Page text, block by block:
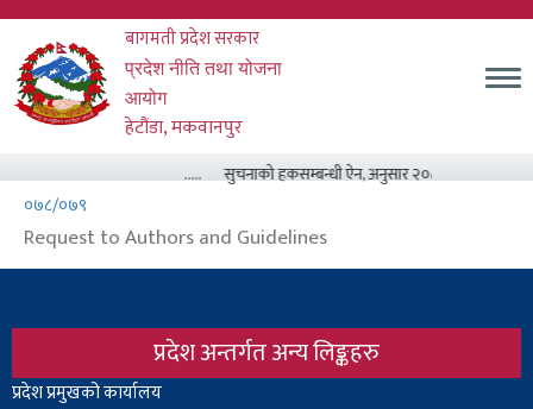
Skip
main
content
बागमती प्रदेश सरकार
प्रदेश नीति तथा योजना
आयोग
हेटौंडा, मकवानपुर
.....
सुचनाको हकसम्बन्धी ऐन, अनुसार २०८३ असार मसान्त
०७८/०७९
Request to Authors and Guidelines
प्रदेश अन्तर्गत अन्य लिङ्कहरु
Body
प्रदेश प्रमुखको कार्यालय